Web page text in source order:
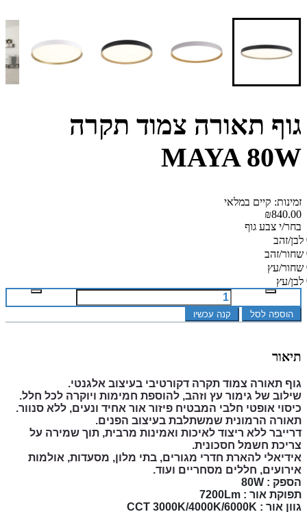
גוף תאורה צמוד תקרה
MAYA 80W
זמינות: קיים במלאי
₪840.00
בחר/י צבע גוף
לבן/זהב
שחור/זהב
שחור/עץ
לבן/עץ
הוספה לסל קנה עכשיו
תיאור
גוף תאורה צמוד תקרה דקורטיבי בעיצוב אלגנטי.
שילוב של גימור עץ וזהב, להוספת חמימות ויוקרה לכל חלל.
כיסוי אופטי חלבי המבטיח פיזור אור אחיד ונעים, ללא סנוור.
תאורה הרמונית שמשתלבת בעיצוב הפנים.
דרייבר ללא ריצוד לאיכות ואמינות מרבית, תוך שמירה על
צריכת חשמל חסכונית.
אידיאלי להארת חדרי מגורים, בתי מלון, מסעדות, אולמות
אירועים, חללים מסחריים ועוד.
הספק : 80W
תפוקת אור : 7200Lm
גוון אור : CCT 3000K/4000K/6000K